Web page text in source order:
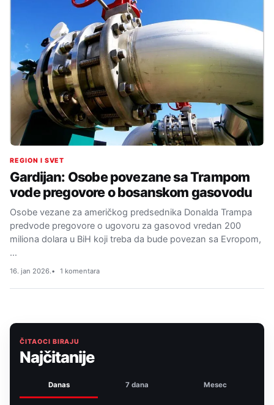
REGION I SVET
Gardijan: Osobe povezane sa Trampom
vode pregovore o bosanskom gasovodu
Osobe vezane za američkog predsednika Donalda Trampa
predvode pregovore o ugovoru za gasovod vredan 200
miliona dolara u BiH koji treba da bude povezan sa Evropom,
…
16. jan 2026. 1 komentara
ČITAOCI BIRAJU
Najčitanije
Danas 7 dana Mesec